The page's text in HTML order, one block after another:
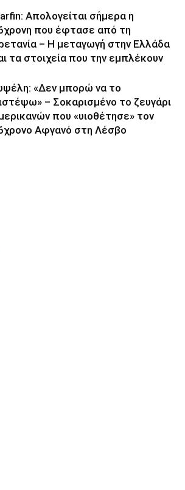
Απολογείται σήμερα η
που έφτασε από τη
– Η μεταγωγή στην Ελλάδα
τα στοιχεία που την εμπλέκουν
«Δεν μπορώ να το
– Σοκαρισμένο το ζευγάρι
που «υιοθέτησε» τον
Αφγανό στη Λέσβο